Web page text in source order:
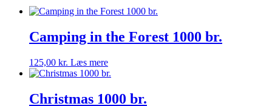
Camping in the Forest 1000 br.
125,00 kr. Læs mere
Christmas 1000 br.